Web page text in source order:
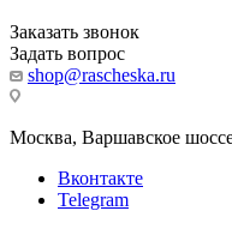
Заказать звонок
Задать вопрос
shop@rascheska.ru
Москва, Варшавское
Вконтакте
Telegram